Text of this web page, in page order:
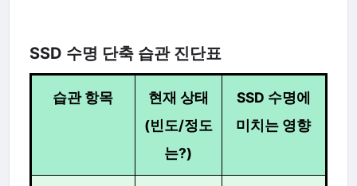
SSD 수명 단축 습관 진단표
습관 항목
현재 상태
(빈도/정도
는?)
SSD 수명에
미치는 영향